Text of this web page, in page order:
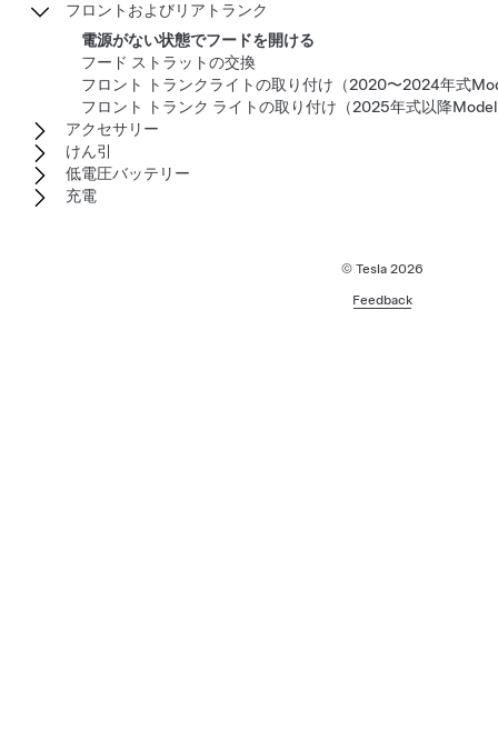
フロントおよびリアトランク
電源がない状態でフードを開ける
フード ストラットの交換
フロント トランクライトの取り付け（2020〜2024年式
フロント トランク ライトの取り付け（2025年式以降
アクセサリー
けん引
低電圧バッテリー
充電
© Tesla 2026
Feedback